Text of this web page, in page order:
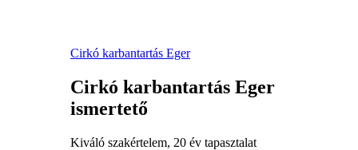
Cirkó karbantartás Eger
Cirkó karbantartás Eger
ismertető
Kiváló szakértelem, 20 év tapasztalat